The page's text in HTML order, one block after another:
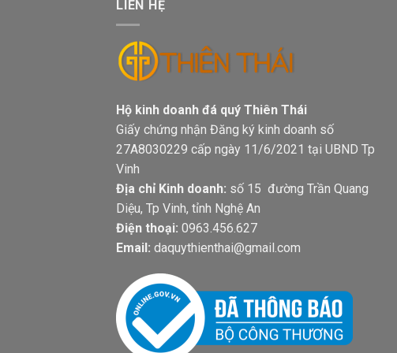
LIÊN HỆ
Hộ kinh doanh đá quý Thiên Thái
Giấy chứng nhận Đăng ký kinh doanh số
27A8030229 cấp ngày 11/6/2021 tại UBND Tp
Vinh
Địa chỉ Kinh doanh: số 15 đường Trần Quang
Diệu, Tp Vinh, tỉnh Nghệ An
Điện thoại: 0963.456.627
Email: daquythienthai@gmail.com